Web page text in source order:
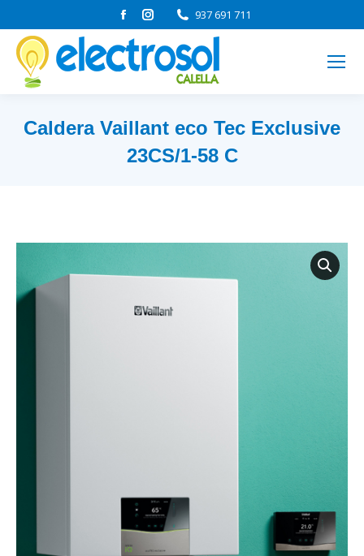
Facebook
page
opens
window
Instagram
opens
window
937 691 711
Caldera Vaillant eco Tec Exclusive
23CS/1-58 C